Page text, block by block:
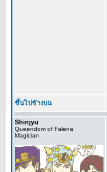
ขึ้นไปข้างบน
Shinjyu
Queendom of Falena
Magician